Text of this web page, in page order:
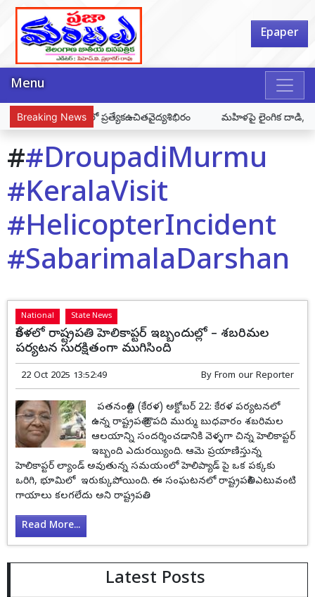
Epaper
Menu
Breaking News
ఆధ్వర్యంలో ప్రత్యేకఉచితవైద్యశిభిరం మహిళపై లైంగిక దాడి,
##DroupadiMurmu
#KeralaVisit
#HelicopterIncident
#SabarimalaDarshan
National State News
కేరళలో రాష్ట్రపతి హెలికాప్టర్ ఇబ్బందుల్లో – శబరిమల
పర్యటన సురక్షితంగా ముగిసింది
22 Oct 2025 13:52:49 By From our Reporter
పతనంతిట్ట (కేరళ) అక్టోబర్ 22: కేరళ పర్యటనలో
ఉన్న రాష్ట్రపతి ద్రౌపది ముర్ము బుధవారం శబరిమల
ఆలయాన్ని సందర్శించడానికి వెళ్ళగా చిన్న హెలికాప్టర్
ఇబ్బంది ఎదురయ్యింది. ఆమె ప్రయాణిస్తున్న
హెలికాప్టర్ ల్యాండ్ అవుతున్న సమయంలో హెలిప్యాడ్ పై ఒక పక్కకు
ఒరిగి, భూమిలో ఇరుక్కుపోయింది. ఈ సంఘటనలో రాష్ట్రపతికి ఎటువంటి
గాయాలు కలగలేదు అని రాష్ట్రపతి...
Read More...
Latest Posts